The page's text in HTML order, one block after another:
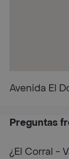
Avenida El
Preguntas
¿El Corral -